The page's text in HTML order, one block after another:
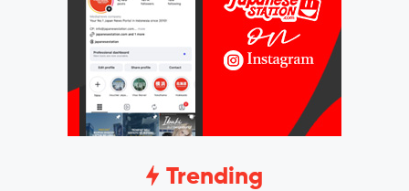
Trending